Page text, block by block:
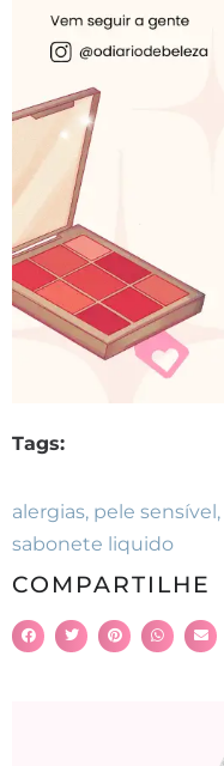
Tags:
alergias, pele sensível ,
sabonete liquido
COMPARTILHE